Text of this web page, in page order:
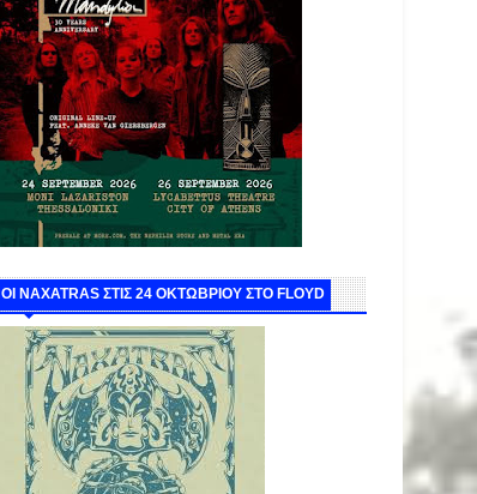
ΟΙ NAXATRAS ΣΤΙΣ 24 ΟΚΤΩΒΡΙΟΥ ΣΤΟ FLOYD